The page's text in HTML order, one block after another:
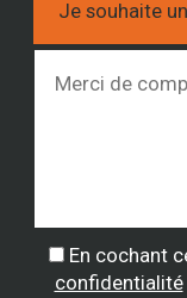
En cochant
confidentialité